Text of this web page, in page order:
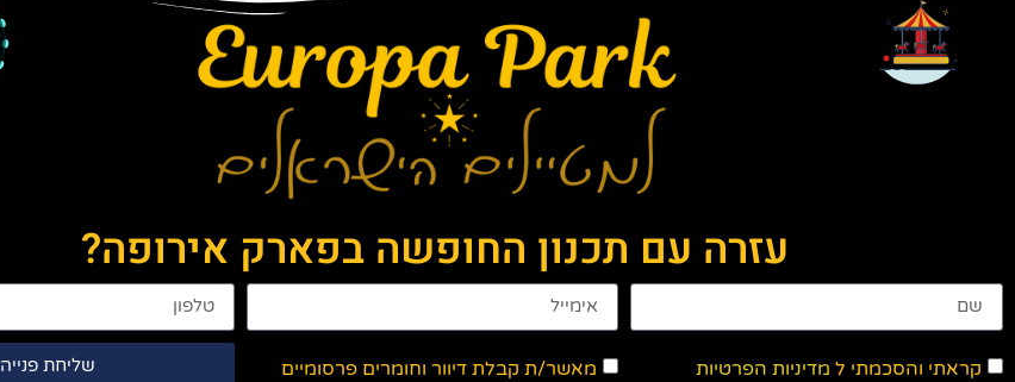
עזרה עם תכנון החופשה בפארק אירופה?
קראתי והסכמתי ל מדיניות הפרטיות מאשר/ת קבלת דיוור וחומרים פרסומיים שליחת פנייה